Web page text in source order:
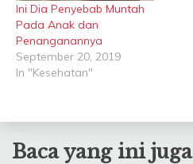
Ini Dia Penyebab Muntah
Pada Anak dan
Penanganannya
September 20, 2019
In "Kesehatan"
Baca yang ini juga